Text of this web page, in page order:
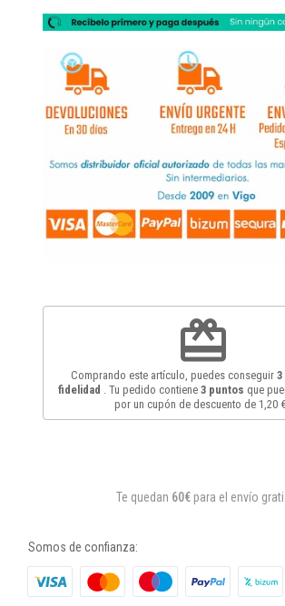
redeem
Comprando este artículo, puedes conseguir 3
fidelidad
. Tu pedido contiene 3 puntos que
por un cupón de descuento de 1,20 €
Te quedan 60€ para el envío
Somos de confianza: